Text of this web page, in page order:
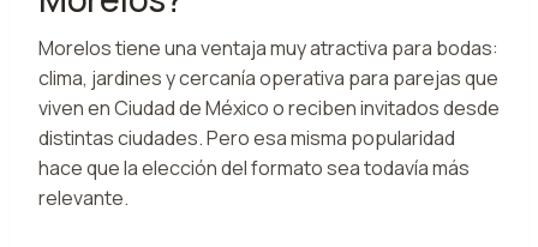
Morelos tiene una ventaja muy atractiva para bodas:
clima, jardines y cercanía operativa para parejas que
viven en Ciudad de México o reciben invitados desde
distintas ciudades. Pero esa misma popularidad
hace que la elección del formato sea todavía más
relevante.